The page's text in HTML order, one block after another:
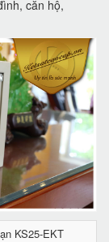
căn hộ,
KS25-EKT